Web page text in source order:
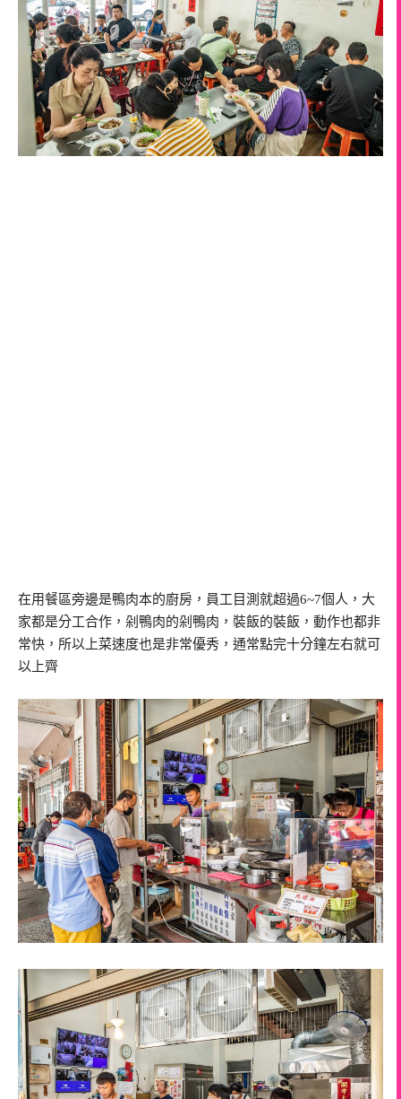
在用餐區旁邊是鴨肉本的廚房，員工目測就超過6~7個人，大
家都是分工合作，剁鴨肉的剁鴨肉，裝飯的裝飯，動作也都非
常快，所以上菜速度也是非常優秀，通常點完十分鐘左右就可
以上齊